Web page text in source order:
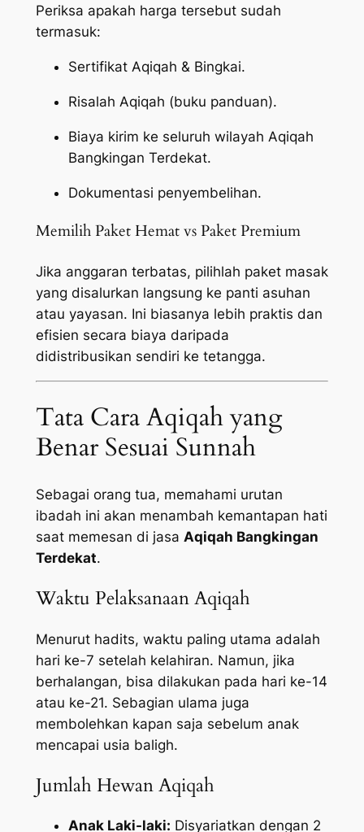
Periksa apakah harga tersebut sudah
termasuk:
Sertifikat Aqiqah & Bingkai.
Risalah Aqiqah (buku panduan).
Biaya kirim ke seluruh wilayah Aqiqah
Bangkingan Terdekat.
Dokumentasi penyembelihan.
Memilih Paket Hemat vs Paket Premium
Jika anggaran terbatas, pilihlah paket masak
yang disalurkan langsung ke panti asuhan
atau yayasan. Ini biasanya lebih praktis dan
efisien secara biaya daripada
didistribusikan sendiri ke tetangga.
Tata Cara Aqiqah yang
Benar Sesuai Sunnah
Sebagai orang tua, memahami urutan
ibadah ini akan menambah kemantapan hati
saat memesan di jasa Aqiqah Bangkingan
Terdekat.
Waktu Pelaksanaan Aqiqah
Menurut hadits, waktu paling utama adalah
hari ke-7 setelah kelahiran. Namun, jika
berhalangan, bisa dilakukan pada hari ke-14
atau ke-21. Sebagian ulama juga
membolehkan kapan saja sebelum anak
mencapai usia baligh.
Jumlah Hewan Aqiqah
Anak Laki-laki: Disyariatkan dengan 2